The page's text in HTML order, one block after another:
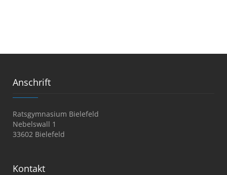
Anschrift
Ratsgymnasium Bielefeld
Nebelswall 1
33602 Bielefeld
Kontakt